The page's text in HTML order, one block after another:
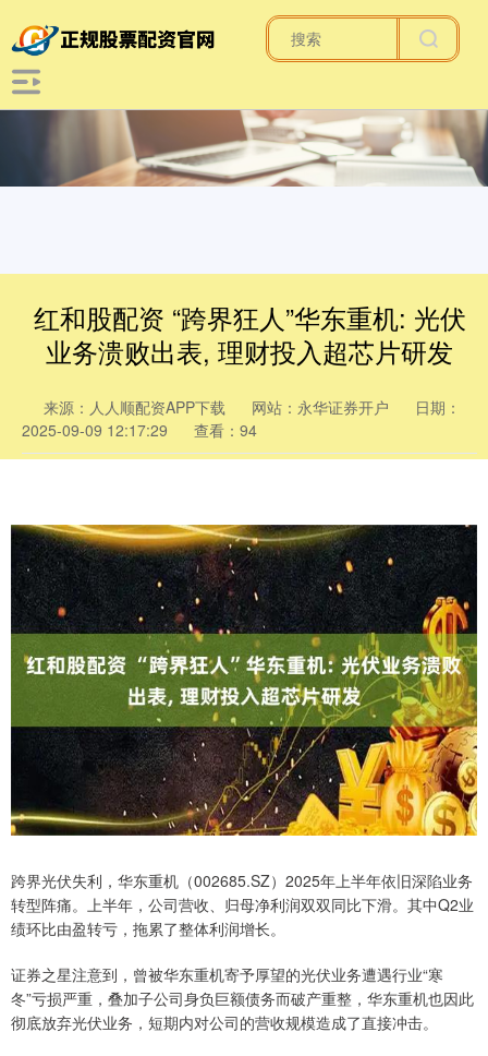
红和股配资 “跨界狂人”华东重机: 光伏
业务溃败出表, 理财投入超芯片研发
来源：人人顺配资APP下载 网站：永华证券开户
日期：
2025-09-09 12:17:29
查看：94
跨界光伏失利，华东重机（002685.SZ）2025年上半年依旧深陷业务
转型阵痛。上半年，公司营收、归母净利润双双同比下滑。其中Q2业
绩环比由盈转亏，拖累了整体利润增长。
证券之星注意到，曾被华东重机寄予厚望的光伏业务遭遇行业“寒
冬”亏损严重，叠加子公司身负巨额债务而破产重整，华东重机也因此
彻底放弃光伏业务，短期内对公司的营收规模造成了直接冲击。